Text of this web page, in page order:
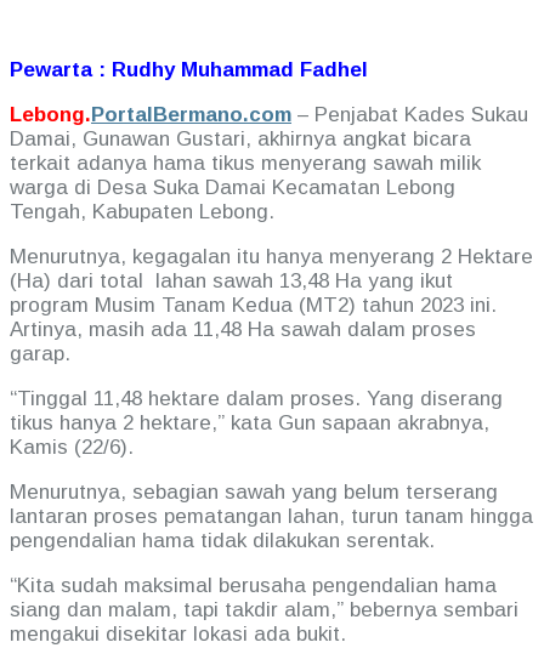
Pewarta : Rudhy Muhammad Fadhel
Lebong.PortalBermano.com – Penjabat Kades Sukau
Damai, Gunawan Gustari, akhirnya angkat bicara
terkait adanya hama tikus menyerang sawah milik
warga di Desa Suka Damai Kecamatan Lebong
Tengah, Kabupaten Lebong.
Menurutnya, kegagalan itu hanya menyerang 2 Hektare
(Ha) dari total lahan sawah 13,48 Ha yang ikut
program Musim Tanam Kedua (MT2) tahun 2023 ini.
Artinya, masih ada 11,48 Ha sawah dalam proses
garap.
“Tinggal 11,48 hektare dalam proses. Yang diserang
tikus hanya 2 hektare,” kata Gun sapaan akrabnya,
Kamis (22/6).
Menurutnya, sebagian sawah yang belum terserang
lantaran proses pematangan lahan, turun tanam hingga
pengendalian hama tidak dilakukan serentak.
“Kita sudah maksimal berusaha pengendalian hama
siang dan malam, tapi takdir alam,” bebernya sembari
mengakui disekitar lokasi ada bukit.